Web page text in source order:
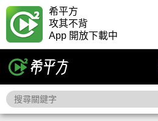
希平方
攻其不背
App 開放下載中